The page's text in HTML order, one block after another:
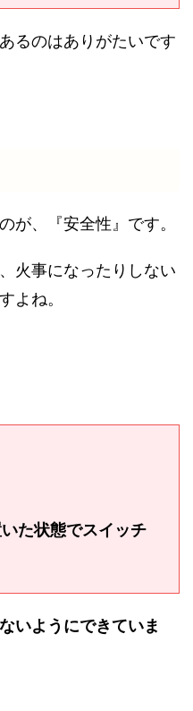
るのはありがたいです
が、『安全性』です。
火事になったりしない
よね。
た状態でスイッチ
いようにできていま